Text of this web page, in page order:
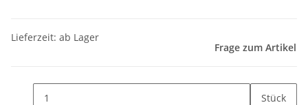
Lieferzeit: ab Lager
Frage zum Artikel
Stück